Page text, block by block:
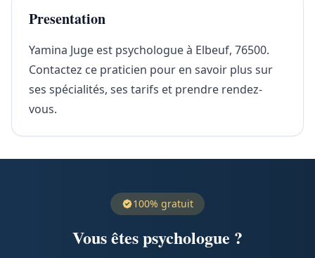
Presentation
Yamina Juge est psychologue à Elbeuf, 76500.
Contactez ce praticien pour en savoir plus sur
ses spécialités, ses tarifs et prendre rendez-
vous.
100% gratuit
Vous êtes psychologue ?